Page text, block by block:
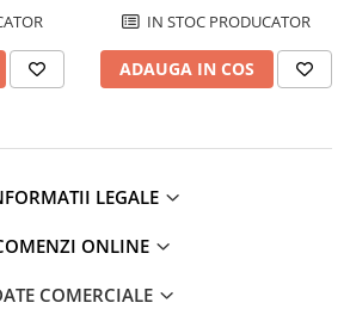
IN STOC PRODUCATOR
ADAUGA IN COS
LEGALE
ONLINE
COMERCIALE